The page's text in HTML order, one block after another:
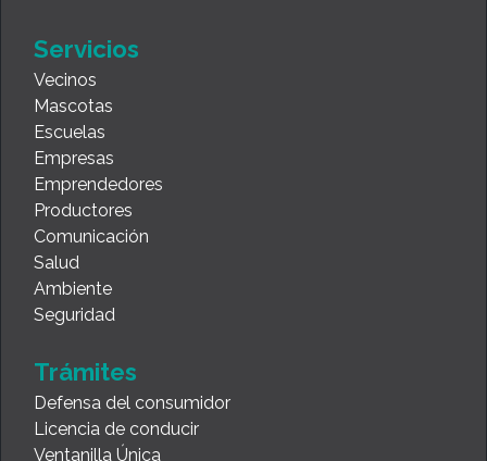
Servicios
Vecinos
Mascotas
Escuelas
Empresas
Emprendedores
Productores
Comunicación
Salud
Ambiente
Seguridad
Trámites
Defensa del consumidor
Licencia de conducir
Ventanilla Única